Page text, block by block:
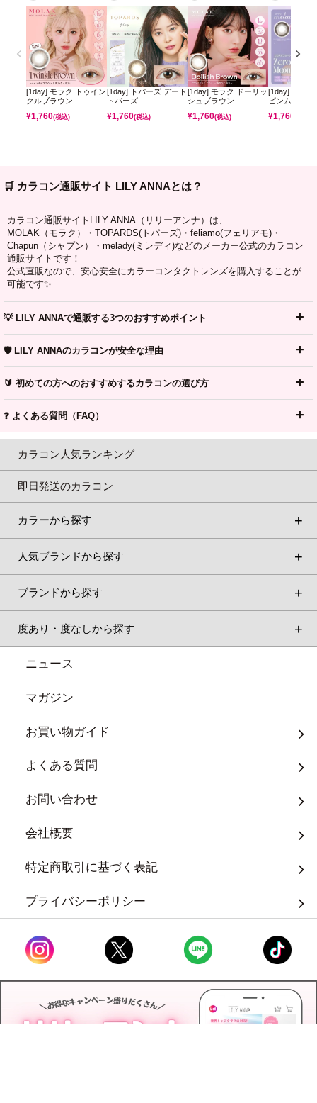
[1day] モラク トゥイン
クルブラウン
¥1,760(税込)
[1day] トパーズ デート
トパーズ
¥1,760(税込)
[1day] モラク ドーリッ
シュブラウン
¥1,760(税込)
[1day] ミレデ
ピンムーン
¥1,760
🛒 カラコン通販サイト LILY ANNAとは？
カラコン通販サイトLILY ANNA（リリーアンナ）は、
MOLAK（モラク）・TOPARDS(トパーズ)・feliamo(フェリアモ)・
Chapun（シャプン）・melady(ミレディ)などのメーカー公式のカラコン
通販サイトです！
公式直販なので、安心安全にカラーコンタクトレンズを購入することが
可能です✨
💡 LILY ANNAで通販する3つのおすすめポイント
🛡️ LILY ANNAのカラコンが安全な理由
🔰 初めての方へのおすすめするカラコンの選び方
❓ よくある質問（FAQ）
カラコン人気ランキング
即日発送のカラコン
カラーから探す
人気ブランドから探す
ブランドから探す
度あり・度なしから探す
ニュース
マガジン
お買い物ガイド
よくある質問
お問い合わせ
会社概要
特定商取引に基づく表記
プライバシーポリシー